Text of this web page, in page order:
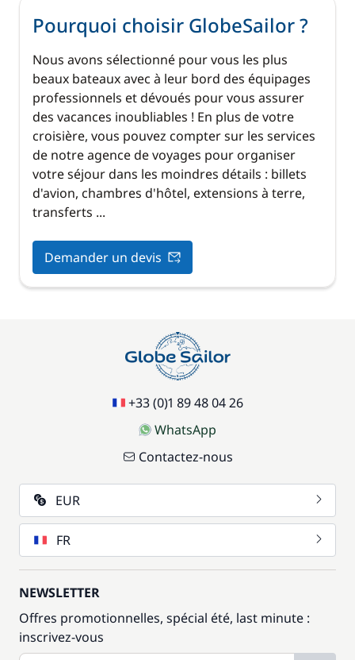
Pourquoi choisir GlobeSailor ?
Nous avons sélectionné pour vous les plus
beaux bateaux avec à leur bord des équipages
professionnels et dévoués pour vous assurer
des vacances inoubliables ! En plus de votre
croisière, vous pouvez compter sur les services
de notre agence de voyages pour organiser
votre séjour dans les moindres détails : billets
d'avion, chambres d'hôtel, extensions à terre,
transferts ...
Demander un devis
+33 (0)1 89 48 04 26
WhatsApp
Contactez-nous
EUR
FR
NEWSLETTER
Offres promotionnelles, spécial été, last minute :
inscrivez-vous